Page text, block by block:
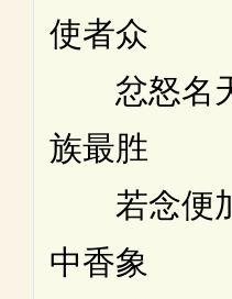
使者众
忿怒名
族最胜
若念便
中香象